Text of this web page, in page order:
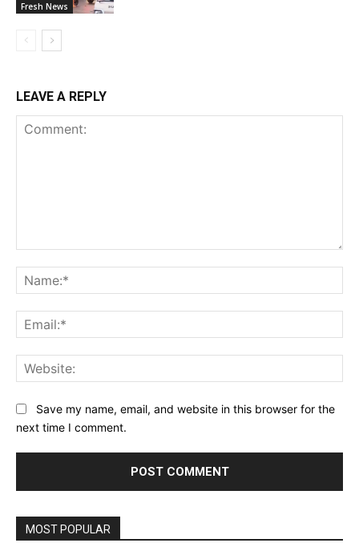
Fresh News
LEAVE A REPLY
Save my name, email, and website in this browser for the
next time I comment.
MOST POPULAR